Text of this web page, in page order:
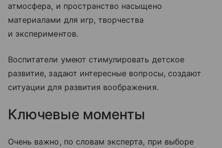
атмосфера, и пространство насыщено
материалами для игр, творчества
и экспериментов.
Воспитатели умеют стимулировать детское
развитие, задают интересные вопросы, создают
ситуации для развития воображения.
Ключевые моменты
Очень важно, по словам эксперта, при выборе